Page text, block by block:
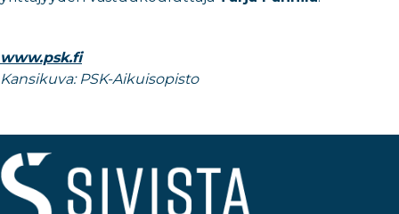
www.psk.fi
Kansikuva: PSK-Aikuisopisto